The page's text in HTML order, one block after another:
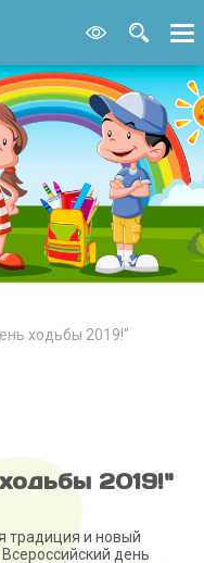
Версия для
ходьбы 2019!"
2019!"
традиция и новый
день